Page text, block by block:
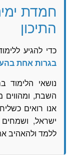
חמדת
התיכון
כדי להגיע
בגרות אחת
נושאי
השבת, ומהווים
אנו רואים
ישראל,
ללמד ולהאהיב